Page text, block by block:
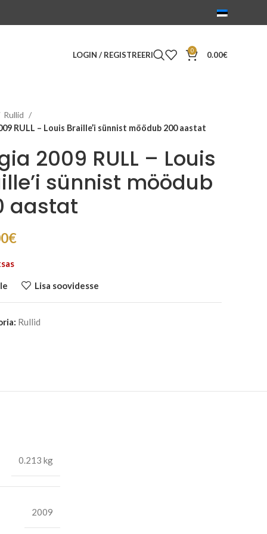
LOGIN / REGISTREERI 0 0.00€
Rullid
RULL – Louis Braille’i sünnist möödub 200 aastat
2009 RULL – Louis
sünnist möödub
aastat
€
Lisa soovidesse
Rullid
0.213 kg
2009